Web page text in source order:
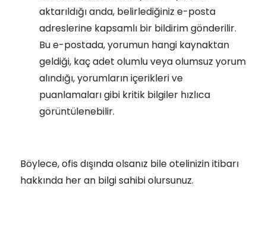
aktarıldığı anda, belirlediğiniz e-posta
adreslerine kapsamlı bir bildirim gönderilir.
Bu e-postada, yorumun hangi kaynaktan
geldiği, kaç adet olumlu veya olumsuz yorum
alındığı, yorumların içerikleri ve
puanlamaları gibi kritik bilgiler hızlıca
görüntülenebilir.
Böylece, ofis dışında olsanız bile otelinizin itibarı
hakkında her an bilgi sahibi olursunuz.